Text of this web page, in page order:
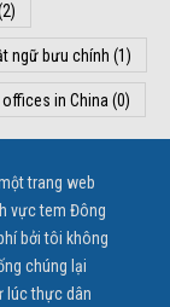
ngữ bưu chính (1)
offices in China(0)
trang web
vực tem Đông
bởi tôi không
chúng lại
lúc thực dân